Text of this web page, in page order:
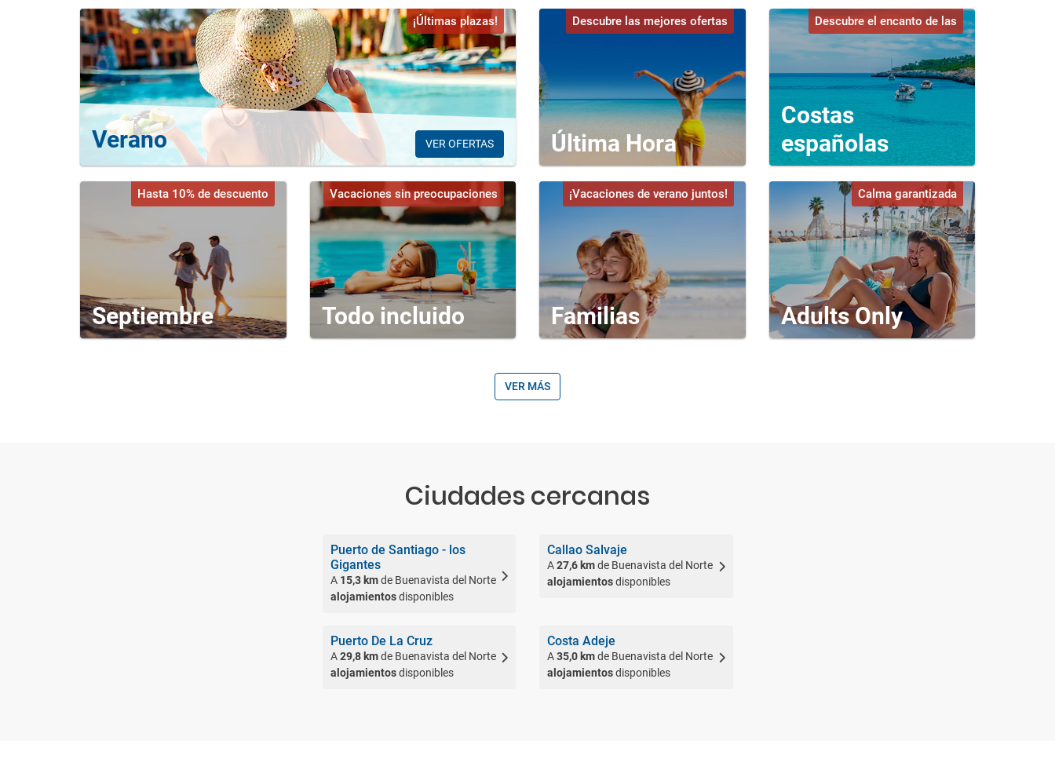
VER OFERTAS
Verano
¡Últimas plazas!
Última Hora
Descubre las mejores ofertas
Costas
españolas
Descubre el encanto de las
Septiembre
Hasta 10% de descuento
Todo incluido
Vacaciones sin preocupaciones
Familias
¡Vacaciones de verano juntos!
Adults Only
Calma garantizada
VER MÁS
Ciudades cercanas
Puerto de Santiago - los
Gigantes
A 15,3 kmde Buenavista del Norte
alojamientosdisponibles
Callao Salvaje
A27,6 kmde Buenavista del Norte
alojamientosdisponibles
Puerto De La Cruz
A29,8 kmde Buenavista del Norte
alojamientosdisponibles
Costa Adeje
A35,0 kmde Buenavista del Norte
alojamientosdisponibles